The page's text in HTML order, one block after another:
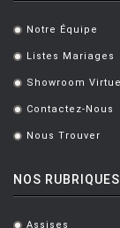
. Notre Équipe
. Listes Mariages
. Showroom
. Contactez-Nous
. Nous Trouver
NOS RUBRIQUES
Assises